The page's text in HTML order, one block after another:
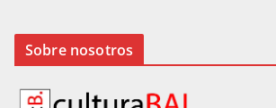
Sobre nosotros